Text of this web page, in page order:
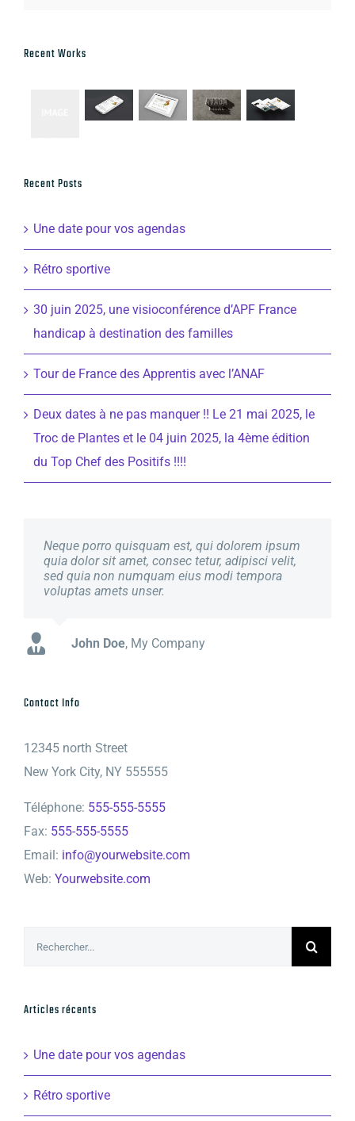
Recent Works
Recent Posts
Une date pour vos agendas
Rétro sportive
30 juin 2025, une visioconférence d’APF France
handicap à destination des familles
Tour de France des Apprentis avec l’ANAF
Deux dates à ne pas manquer !! Le 21 mai 2025, le
Troc de Plantes et le 04 juin 2025, la 4ème édition
du Top Chef des Positifs !!!!
Neque porro quisquam est, qui dolorem ipsum
quia dolor sit amet, consec tetur, adipisci velit,
sed quia non numquam eius modi tempora
voluptas amets unser.
John Doe, My Company
Luke Beck Theme Fusion
Contact Info
12345 north Street
New York City, NY 555555
Téléphone: 555-555-5555
Fax: 555-555-5555
Email: info@yourwebsite.com
Web: Yourwebsite.com
Articles récents
Une date pour vos agendas
Rétro sportive